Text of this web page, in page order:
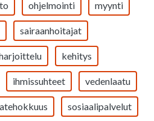
ohjelmointi myynti
sairaanhoitajat
kehitys
ihmissuhteet vedenlaatu
sosiaalipalvelut